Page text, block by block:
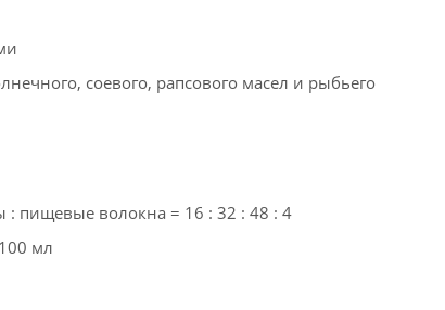
соевого, рапсового масел и рыбьего
: пищевые волокна = 16 : 32 : 48 : 4
мл